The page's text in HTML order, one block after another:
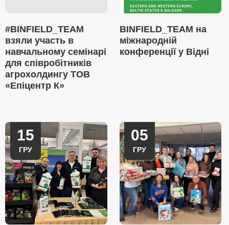
#BINFIELD_TEAM
взяли участь в
навчальному семінарі
для співробітників
агрохолдингу ТОВ
«Епіцентр К»
BINFIELD_TEAM на
міжнародній
конференції у Відні
15
ГРУ
05
ГРУ